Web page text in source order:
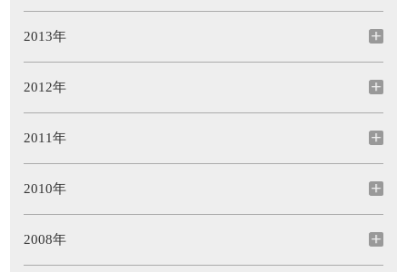
2013年
2012年
2011年
2010年
2008年